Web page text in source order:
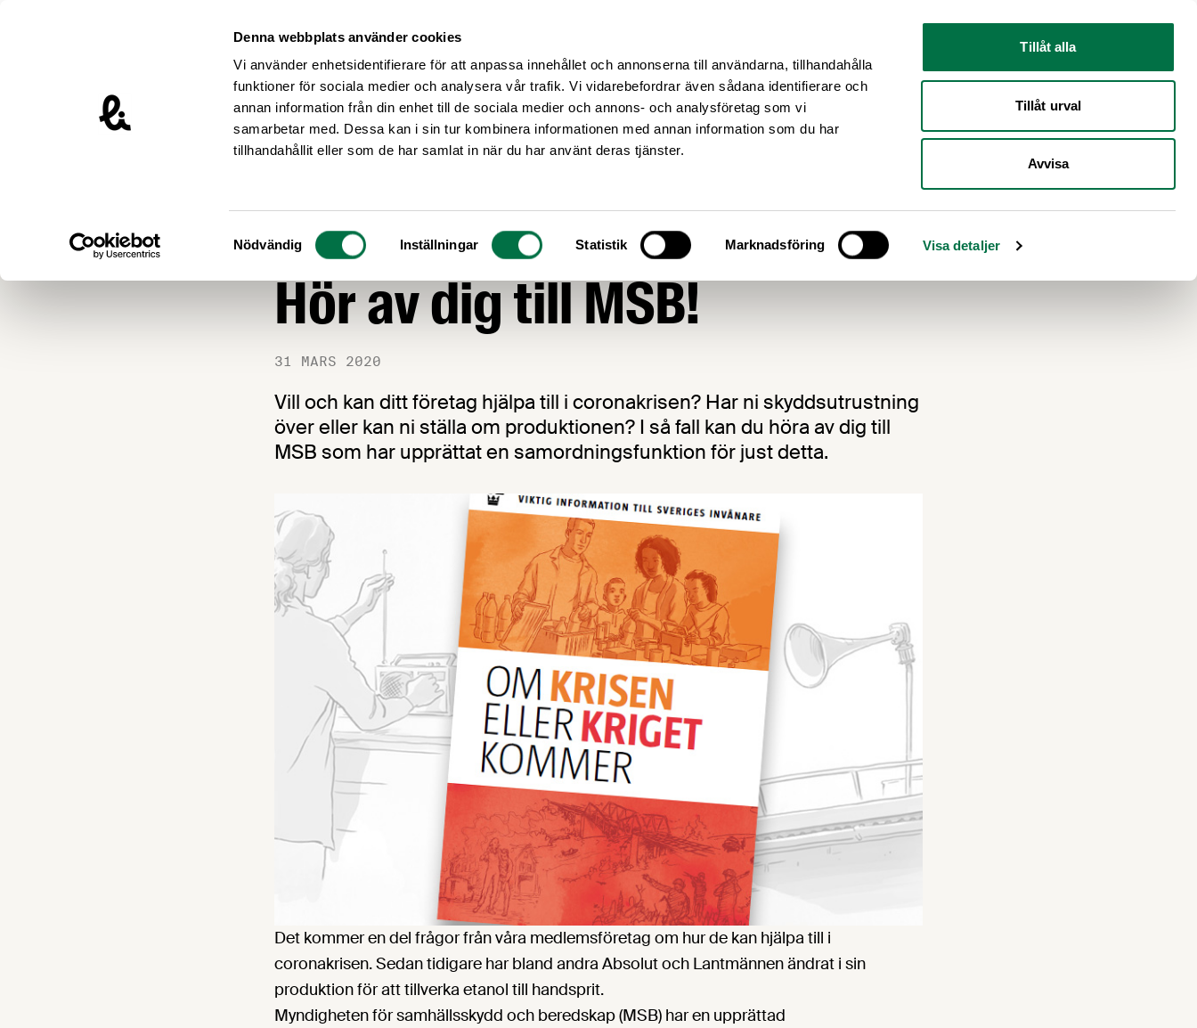
Denna webbplats använder cookies
Vi använder enhetsidentifierare för att anpassa innehållet och annonserna till användarna, tillhandahålla
funktioner för sociala medier och analysera vår trafik. Vi vidarebefordrar även sådana identifierare och
annan information från din enhet till de sociala medier och annons- och analysföretag som vi
samarbetar med. Dessa kan i sin tur kombinera informationen med annan information som du har
tillhandahållit eller som de har samlat in när du har använt deras tjänster.
Samtyckesval
Nödvändig Inställningar Statistik Marknadsföring Visa detaljer
Tillåt alla
Tillåt urval
Avvisa
Livsmedelsföretagen – till startsidan
Nyheter
Kan ditt företag hjälpa till?
Hör av dig till MSB!
31 MARS 2020
Vill och kan ditt företag hjälpa till i coronakrisen? Har ni skyddsutrustning
över eller kan ni ställa om produktionen? I så fall kan du höra av dig till
MSB som har upprättat en samordningsfunktion för just detta.
Det kommer en del frågor från våra medlemsföretag om hur de kan hjälpa till i
coronakrisen. Sedan tidigare har bland andra Absolut och Lantmännen ändrat i sin
produktion för att tillverka etanol till handsprit.
Myndigheten för samhällsskydd och beredskap (MSB) har en upprättad